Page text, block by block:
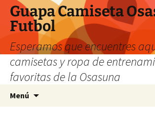
Guapa Camiseta
Futbol
Esperamos que encuentres
camisetas y ropa de
favoritas de la Osasuna
Menú